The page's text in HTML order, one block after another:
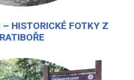
– HISTORICKÉ FOTKY Z
RATIBOŘE